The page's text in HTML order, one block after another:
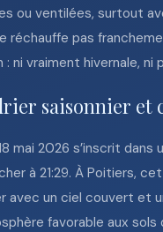
ou ventilées, surtout
réchauffe pas
: ni vraiment hivernale,
saisonnier et
mai 2026 s’inscrit
à 21:29. À Poitiers,
avec un ciel couvert et
favorable aux sols